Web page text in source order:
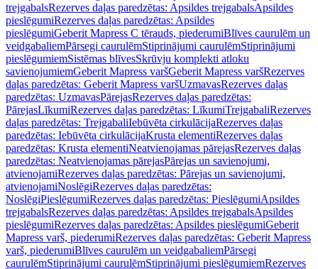
trejgabalsRezerves daļas paredzētas: Apsildes trejgabalsApsildes
pieslēgumiRezerves daļas paredzētas: Apsildes
pieslēgumiGeberit Mapress C tērauds, piederumiBlīves caurulēm un
veidgabaliemPārsegi caurulēmStiprinājumi caurulēmStiprinājumi
pieslēgumiemSistēmas blīvesSkrūvju komplekti atloku
savienojumiemGeberit Mapress varšGeberit Mapress varšRezerves
daļas paredzētas: Geberit Mapress varšUzmavasRezerves daļas
paredzētas: UzmavasPārejasRezerves daļas paredzētas:
PārejasLīkumiRezerves daļas paredzētas: LīkumiTrejgabaliRezerves
daļas paredzētas: TrejgabaliIebūvēta cirkulācijaRezerves daļas
paredzētas: Iebūvēta cirkulācijaKrusta elementiRezerves daļas
paredzētas: Krusta elementiNeatvienojamas pārejasRezerves daļas
paredzētas: Neatvienojamas pārejasPārejas un savienojumi,
atvienojamiRezerves daļas paredzētas: Pārejas un savienojumi,
atvienojamiNoslēgiRezerves daļas paredzētas:
NoslēgiPieslēgumiRezerves daļas paredzētas: PieslēgumiApsildes
trejgabalsRezerves daļas paredzētas: Apsildes trejgabalsApsildes
pieslēgumiRezerves daļas paredzētas: Apsildes pieslēgumiGeberit
Mapress varš, piederumiRezerves daļas paredzētas: Geberit Mapress
varš, piederumiBlīves caurulēm un veidgabaliemPārsegi
caurulēmStiprinājumi caurulēmStiprinājumi pieslēgumiemRezerves